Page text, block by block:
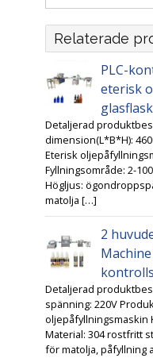
Relaterade
PLC-
eterisk
Detaljerad
dimension(L*B*H):
Eterisk
Fyllningsområde: 2-
Högljus:
matolja […]
2
Detaljerad
spänning: 220V
oljepåfyllningsmaskin
Material: 304 rostfritt
för matolja, påfyllning